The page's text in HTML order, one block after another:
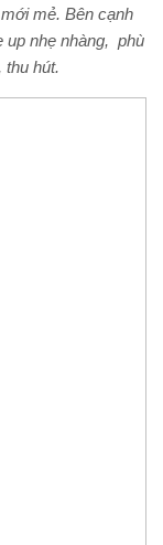
mẻ. Bên cạnh
up nhẹ nhàng, phù
thu hút.